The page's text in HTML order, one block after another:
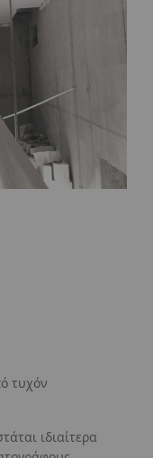
τυχόν
ιδιαίτερα